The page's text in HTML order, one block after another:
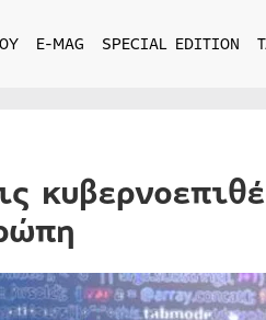
E-MAG SPECIAL EDITION